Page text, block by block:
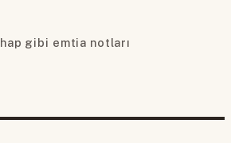
hap gibi emtia notları